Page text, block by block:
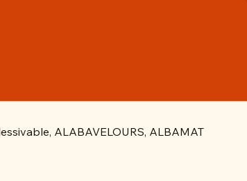
ALABAVELOURS, ALBAMAT